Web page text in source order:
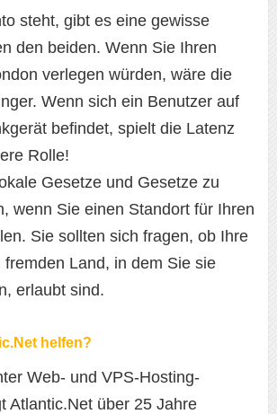
steht, gibt es eine gewisse
den beiden. Wenn Sie Ihren
verlegen würden, wäre die
Wenn sich ein Benutzer auf
befindet, spielt die Latenz
Rolle!
Gesetze und Gesetze zu
wenn Sie einen Standort für Ihren
Sie sollten sich fragen, ob Ihre
fremden Land, in dem Sie sie
erlaubt sind.
helfen?
Web- und VPS-Hosting-
Atlantic.Net über 25 Jahre